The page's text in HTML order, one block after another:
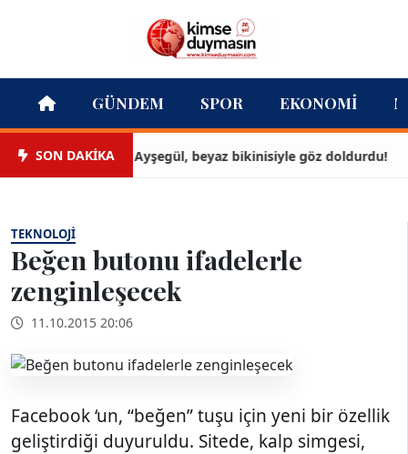
GÜNDEM SPOR EKONOMI
SON DAKİKAAyşegül, beyaz bikinisiyle göz doldurdu!
TEKNOLOJI
Beğen butonu ifadelerle
zenginleşecek
11.10.2015 20:06
Facebook ‘un, “beğen” tuşu için yeni bir özellik
geliştirdiği duyuruldu. Sitede, kalp simgesi,